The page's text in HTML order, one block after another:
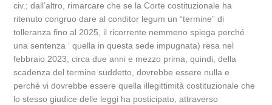
civ.; dall’altro, rimarcare che se la Corte costituzionale ha
ritenuto congruo dare al conditor legum un “termine” di
tolleranza fino al 2025, il ricorrente nemmeno spiega perché
una sentenza ‘ quella in questa sede impugnata) resa nel
febbraio 2023, circa due anni e mezzo prima, quindi, della
scadenza del termine suddetto, dovrebbe essere nulla e
perché vi dovrebbe essere quella illegittimità costituzionale che
lo stesso giudice delle leggi ha posticipato, attraverso